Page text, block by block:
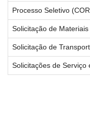
Processo Seletivo
Solicitação de
Solicitação de
Solicitações de Serviço